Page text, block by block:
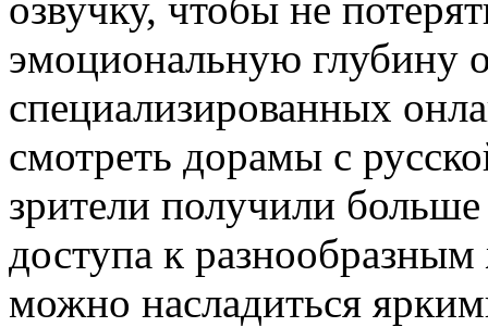
эмоциональную глубину
специализированных
смотреть дорамы с
зрители получили
доступа к
можно насладиться